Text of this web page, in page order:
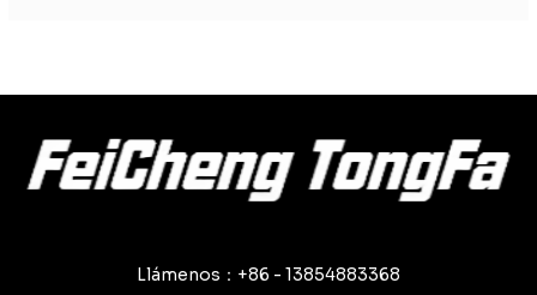
Llámenos：+86 - 13854883368